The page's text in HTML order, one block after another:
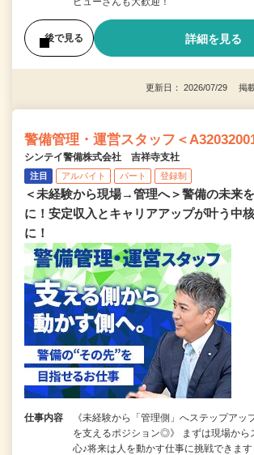
後で見る 詳細を見る
更新日： 2026/07/29 掲
警備管理・運営スタッフ＜
シンテイ警備株式会社 吉祥寺支社
注目 アルバイト パート 登録制
＜未経験から現場→管理へ＞警備の未来
に！安定収入とキャリアアップが叶う中
に！
仕事内容
《未経験から「管理側」へステップアッ
を支えるポジション◎》 まずは現場から
心♪将来は人を動かす仕事に挑戦できま